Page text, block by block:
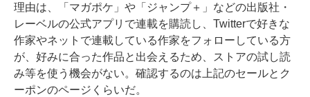
理由は、「マガポケ」や「ジャンプ＋」などの出版社・
レーベルの公式アプリで連載を購読し、Twitterで好きな
作家やネットで連載している作家をフォローしている方
が、好みに合った作品と出会えるため、ストアの試し読
み等を使う機会がない。確認するのは上記のセールとク
ーポンのページくらいだ。